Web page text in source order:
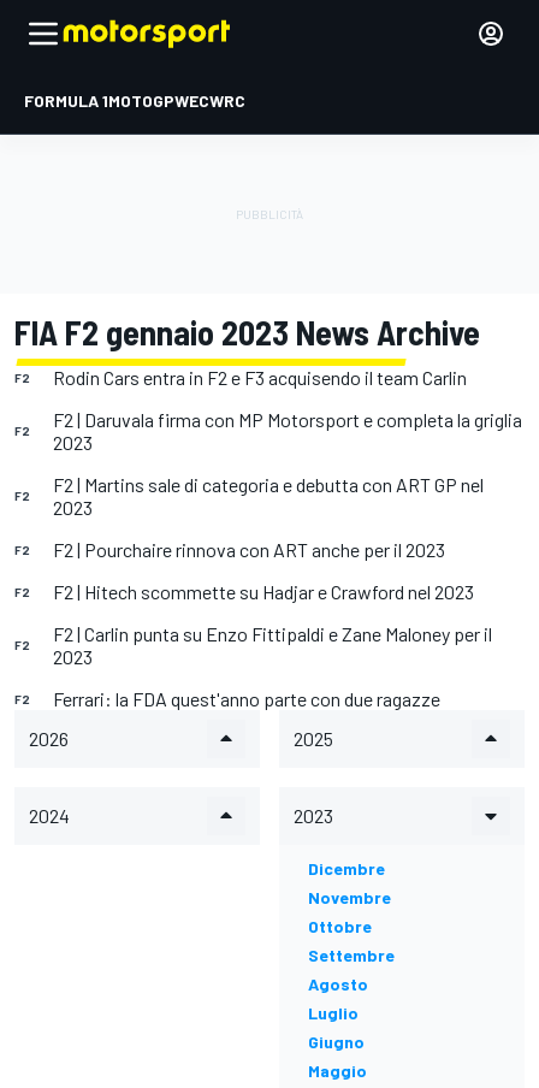
FORMULA 1MOTOGPWECWRC
FIA F2 gennaio 2023 News Archive
F2 Rodin Cars entra in F2 e F3 acquisendo il team Carlin
F2
F2 | Daruvala firma con MP Motorsport e completa la griglia
2023
F2
F2 | Martins sale di categoria e debutta con ART GP nel
2023
F2 F2 | Pourchaire rinnova con ART anche per il 2023
F2 F2 | Hitech scommette su Hadjar e Crawford nel 2023
F2
F2 | Carlin punta su Enzo Fittipaldi e Zane Maloney per il
2023
F2
Ferrari: la FDA quest'anno parte con due ragazze
2026
2025
2024 2023
Dicembre
Novembre
Ottobre
Settembre
Agosto
Luglio
Giugno
Maggio